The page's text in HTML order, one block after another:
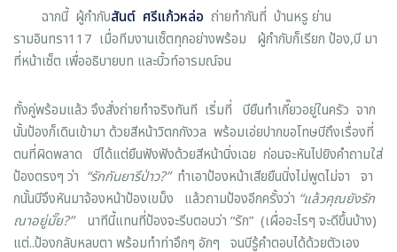
ฉากนี้ ผู้กำกับสันต์ ศรีแก้วหล่อ ถ่ายทำกันที่ บ้านหรู ย่าน
รามอินทรา117 เมื่อทีมงานเซ็ตทุกอย่างพร้อม ผู้กำกับก็เรียก ป้อง,บี มา
ที่หน้าเซ็ต เพื่ออธิบายบท และบิ้วท์อารมณ์จน
ทั้งคู่พร้อมแล้ว จึงสั่งถ่ายทำจริงทันที เริ่มที่ บียืนทำเกี๊ยวอยู่ในครัว จาก
นั้นป้องก็เดินเข้ามา ด้วยสีหน้าวิตกกังวล พร้อมเอ่ยปากขอโทษบีถึงเรื่องที่
ตนที่ผิดพลาด บีได้แต่ยืนฟังฟังด้วยสีหน้านิ่งเฉย ก่อนจะหันไปยิงคำถามใส่
ป้องตรงๆ ว่า “รักกันยารึป่าว?”ทำเอาป้องหน้าเสียยืนนิ่งไม่พูดไม่จา จา
กนั้นบีจึงหันมาจ้องหน้าป้องเขม็ง แล้วถามป้องอีกครั้งว่า “แล้วคุณยังรัก
ณาอยู่มั๊ย?”นาทีนี้แทนที่ป้องจะรีบตอบว่า “รัก” (เผื่ออะไรๆ จะดีขึ้นบ้าง)
แต่..ป้องกลับหลบตา พร้อมทำท่าอึกๆ อักๆ จนบีรู้คำตอบได้ด้วยตัวเอง